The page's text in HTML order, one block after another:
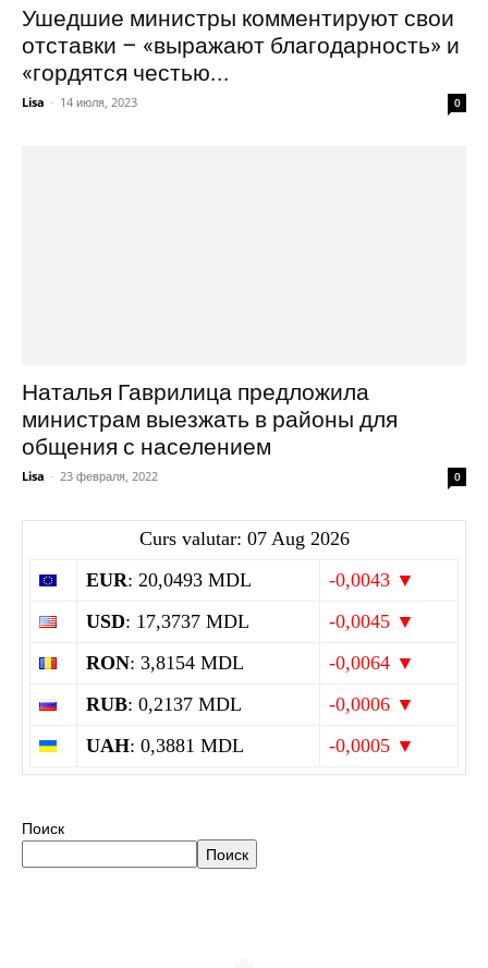
Ушедшие министры комментируют свои
отставки – «выражают благодарность» и
«гордятся честью...
Lisa - 14 июля, 2023 0
Наталья Гаврилица предложила
министрам выезжать в районы для
общения с населением
Lisa - 23 февраля, 2022 0
Curs valutar: 07 Aug 2026
EUR: 20,0493 MDL
-0,0043 ▼
USD: 17,3737 MDL
-0,0045 ▼
RON: 3,8154 MDL
-0,0064 ▼
RUB: 0,2137 MDL
-0,0006 ▼
UAH: 0,3881 MDL -0,0005 ▼
Поиск
Поиск